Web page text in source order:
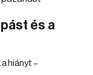
és a
hiányt –